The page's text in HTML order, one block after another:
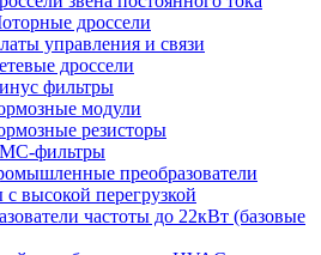
дроссели
управления и связи
дроссели
фильтры
модули
резисторы
фильтры
преобразователи
с высокой перегрузкой
частоты до 22кВт (базовые